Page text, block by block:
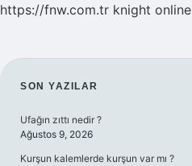
https://fnw.com.tr knight online
SIDEBAR
SON YAZILAR
Ufağın zıttı nedir ?
Ağustos 9, 2026
Kurşun kalemlerde kurşun var mı ?